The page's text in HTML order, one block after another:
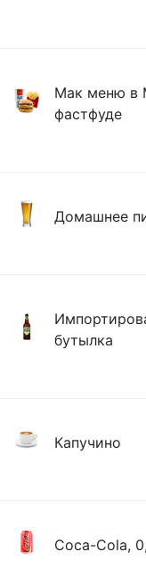
Мак меню в
фастфуде
Домашнее
бутылка
Капучино
Coca-Cola,